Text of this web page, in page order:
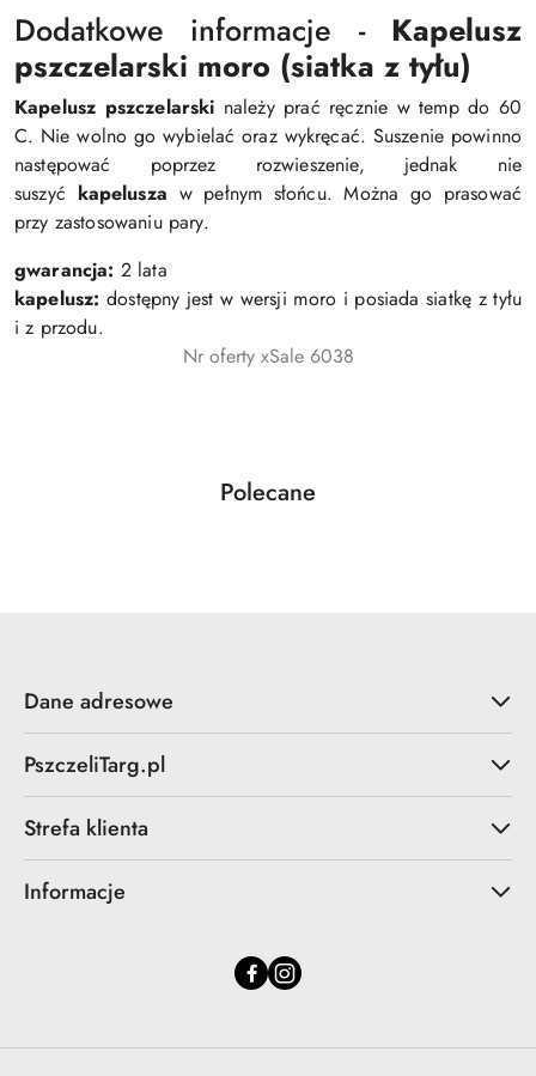
Dodatkowe informacje - Kapelusz
pszczelarski moro (siatka z tyłu)
Kapelusz pszczelarski należy prać ręcznie w temp do 60
C. Nie wolno go wybielać oraz wykręcać. Suszenie powinno
następować poprzez rozwieszenie, jednak nie
suszyć kapelusza w pełnym słońcu. Można go prasować
przy zastosowaniu pary.
gwarancja: 2 lata
kapelusz:dostępny jest w wersji moro i posiada siatkę z tyłu
i z przodu.
Nr oferty xSale 6038
Pomiń karuzelę produktów
Produkty
Polecane
Dane adresowe
PszczeliTarg.pl
Strefa klienta
Informacje